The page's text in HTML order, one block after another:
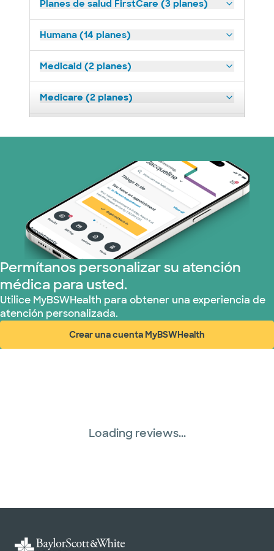
Planes de salud FirstCare (3 planes)
Humana (14 planes)
Medicaid (2 planes)
Medicare (2 planes)
Prism Electric (1 planes)
Plan de Salud Superior (19 planes)
Tricare (3 planes)
TriWest HealthCare (1 planes)
United HealthCare (33 planes)
WellMed (15 planes)
Permítanos personalizar su atención
médica para usted.
Utilice MyBSWHealth para obtener una experiencia de
atención personalizada.
Crear una cuenta MyBSWHealth
(abre en ventana nueva)
Loading reviews...